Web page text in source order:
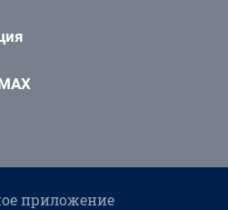
приложение